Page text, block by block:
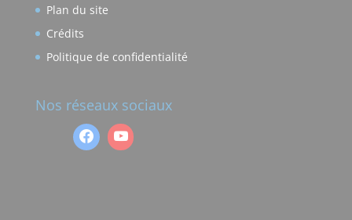
Plan du site
Crédits
Politique de confidentialité
Nos réseaux sociaux